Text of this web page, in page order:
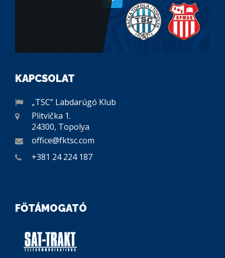
KAPCSOLAT
„TSC” Labdarúgó Klub
Plitvička 1.
24300, Topolya
office@fktsc.com
+381 24 224 187
FŐTÁMOGATÓ